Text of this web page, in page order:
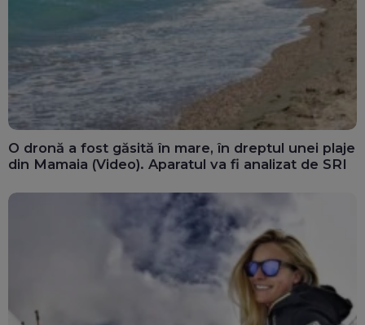
O dronă a fost găsită în mare, în dreptul unei plaje
din Mamaia (Video). Aparatul va fi analizat de SRI